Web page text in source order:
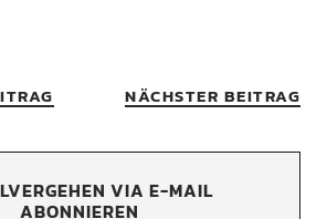
NÄCHSTER BEITRAG
VIA E-MAIL
ABONNIEREN